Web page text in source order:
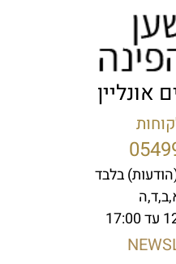
אונליין
בלבד